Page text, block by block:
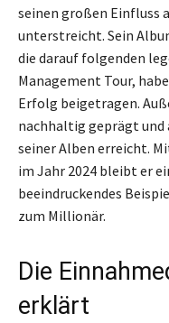
seinen großen Einfluss
unterstreicht. Sein
die darauf folgenden
Management Tour,
Erfolg beigetragen.
nachhaltig geprägt und
seiner Alben erreicht.
im Jahr 2024 bleibt er
beeindruckendes
zum Millionär.
Die
erklärt